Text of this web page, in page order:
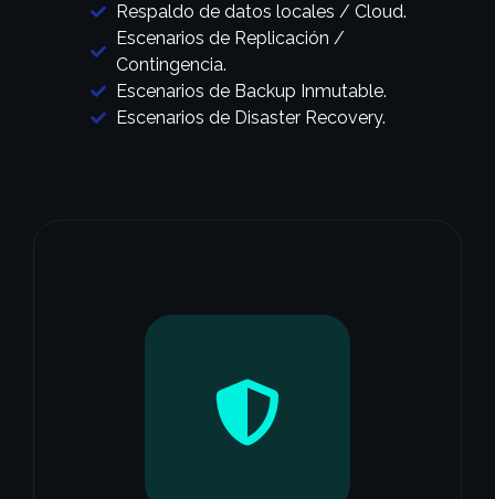
Respaldo de datos locales / Cloud.
Escenarios de Replicación /
Contingencia.
Escenarios de Backup Inmutable.
Escenarios de Disaster Recovery.